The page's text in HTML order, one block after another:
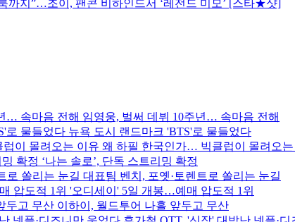
까지”…조이, 팬콘 비하인드서 ‘레전드 미모’ [스타★샷]
임영웅, 벌써 데뷔 10주년… 속마음 전해
뉴욕 도시 랜드마크 'BTS'로 물들었다
왜 하필 한국인가… 빅클럽이 몰려오는
‘나는 솔로’, 단독 스트리밍 확정
대표팀 벤치, 포옛·토렌트로 쏠리는 눈길
'오디세이' 5일 개봉…예매 압도적 1위
이하이, 월드투어 나흘 앞두고 무산